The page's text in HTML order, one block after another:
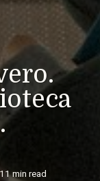
11 min read